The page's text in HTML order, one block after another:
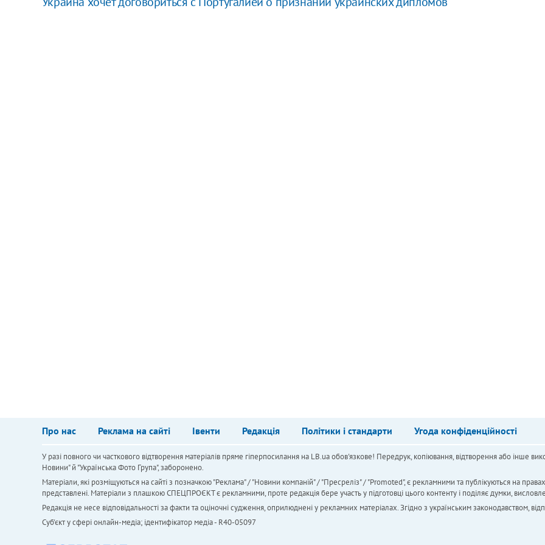
Про нас Реклама на сайті Івенти Редакція Політики і стандарти Угода конфіденційності
У разі повного чи часткового відтворення матеріалів пряме гіперпосилання на LB.ua обов'язкове! Передрук, копіювання, відтворення або інше
Новини" й "Українська Фото Група", заборонено.
Матеріали, які розміщуються на сайті з позначкою "Реклама" / "Новини компаній" / "Пресреліз" / "Promoted", є рекламними та публікуються на
представлені. Матеріали з плашкою СПЕЦПРОЄКТ є рекламними, проте редакція бере участь у підготовці цього контенту і поділяє думки,
Редакція не несе відповідальності за факти та оціночні судження, оприлюднені у рекламних матеріалах. Згідно з українським законодавством,
Cуб'єкт у сфері онлайн-медіа; ідентифікатор медіа - R40-05097